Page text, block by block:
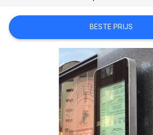
PRIVACY
POLICY
BESTE PRIJS